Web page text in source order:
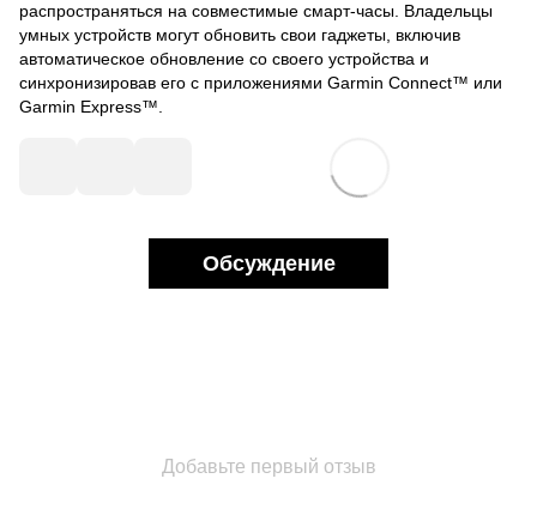
распространяться на совместимые смарт-часы. Владельцы
умных устройств могут обновить свои гаджеты, включив
автоматическое обновление со своего устройства и
синхронизировав его с приложениями Garmin Connect™ или
Garmin Express™.
Обсуждение
Добавьте первый отзыв